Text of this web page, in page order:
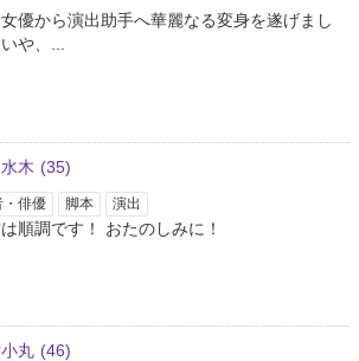
優から演出助手へ華麗なる変身を遂げまし
や、...
木 (35)
・俳優 脚本 演出
順調です！ おたのしみに！
丸 (46)